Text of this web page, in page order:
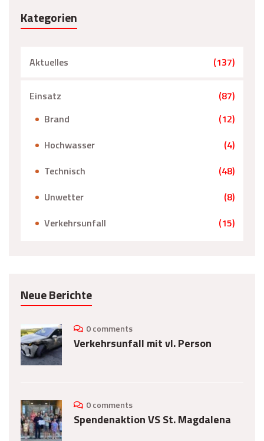
Kategorien
Aktuelles (137)
Einsatz
(87)
Brand
(12)
Hochwasser
(4)
Technisch
(48)
Unwetter
(8)
Verkehrsunfall
(15)
Neue Berichte
0 comments
Verkehrsunfall mit vl. Person
0 comments
Spendenaktion VS St. Magdalena